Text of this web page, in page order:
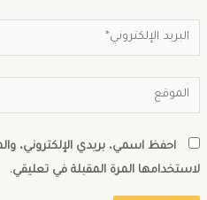
احفظ اسمي، بريدي الإلكتروني،
المرة المقبلة في تعليقي.